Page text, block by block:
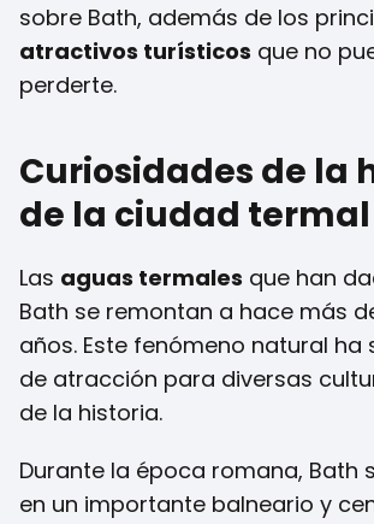
sobre Bath, además de los
atractivos turísticos que no
perderte.
Curiosidades de la
de la ciudad
Las aguas termales que han
Bath se remontan a hace más
años. Este fenómeno natural ha
de atracción para diversas
de la historia.
Durante la época romana, Bath
en un importante balneario y